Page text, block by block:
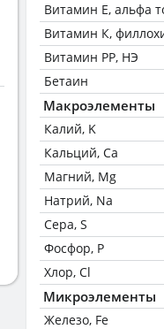
Витамин Е, альфа
Витамин К,
Витамин РР, НЭ
Бетаин
Макроэлементы
Калий, K
Кальций, Ca
Магний, Mg
Натрий, Na
Сера, S
Фосфор, P
Хлор, Cl
Микроэлементы
Железо, Fe